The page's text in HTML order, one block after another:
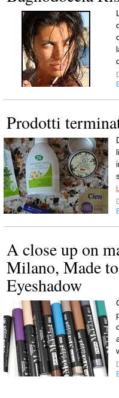
Prodotti
A close up on
Milano, Made
Eyeshadow